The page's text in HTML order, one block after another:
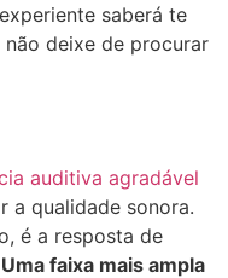
saberá te
deixe de procurar
auditiva agradável
a qualidade sonora.
é a resposta de
Uma faixa mais ampla